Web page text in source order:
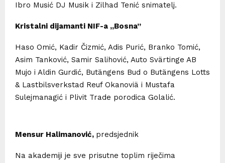
Ibro Musić DJ Musik i Zilhad Tenić snimatelj.
Kristalni dijamanti NIF-a „Bosna”
Haso Omić, Kadir Čizmić, Adis Purić, Branko Tomić,
Asim Tanković, Samir Salihović, Auto Svärtinge AB
Mujo i Aldin Gurdić, Butängens Bud o Butängens Lotts
& Lastbilsverkstad Reuf Okanoviä i Mustafa
Sulejmanagić i Plivit Trade porodica Golalić.
Mensur Halimanović, predsjednik
Na akademiji je sve prisutne toplim riječima